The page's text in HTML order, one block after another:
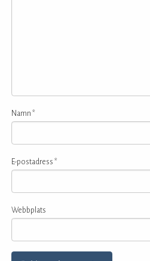
Namn *
E-postadress *
Webbplats